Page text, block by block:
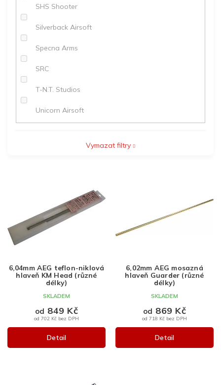
SHS Shooter
Silverback Airsoft
Specna Arms
SRC
T-N.T. Studios
Unicorn Airsoft
Vymazat filtry
p
r
u
6,04mm AEG teflon-niklová
hlaveň KM Head (různé
délky)
SKLADEM
od 702 Kč bez DPH
od 849 Kč
Detail
6,02mm AEG mosazná
hlaveň Guarder (různé
délky)
SKLADEM
od 718 Kč bez DPH
od 869 Kč
Detail